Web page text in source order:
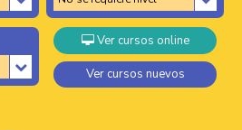
Ver cursos online
Ver cursos nuevos